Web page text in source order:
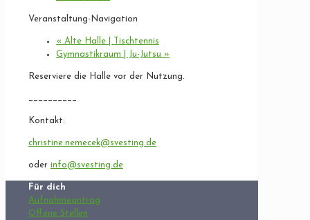
Veranstaltung-Navigation
« Alte Halle | Tischtennis
Gymnastikraum | Ju-Jutsu »
Reserviere die Halle vor der Nutzung.
__________
Kontakt:
christine.nemecek@svesting.de
oder info@svesting.de
Für dich
Aufnahmeantrag
Offene Stellen